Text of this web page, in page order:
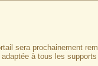
sera prochainement
à tous les